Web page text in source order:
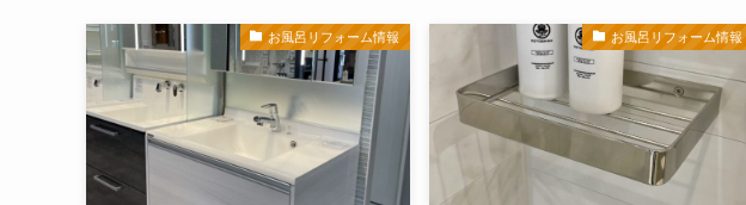
お風呂リフォーム情報 お風呂リフォーム情報